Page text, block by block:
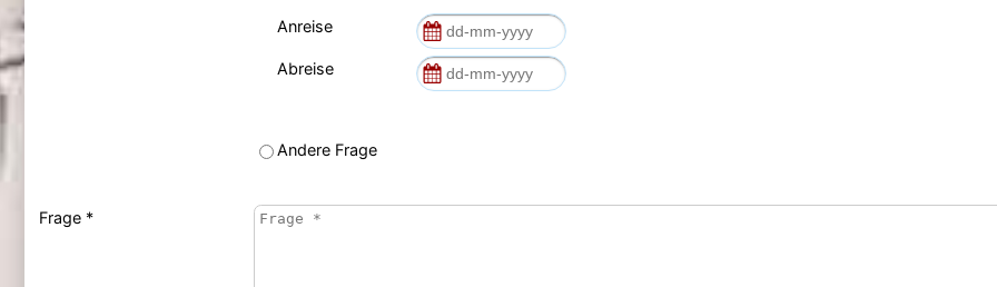
Anreise
Abreise
Andere Frage
Frage *